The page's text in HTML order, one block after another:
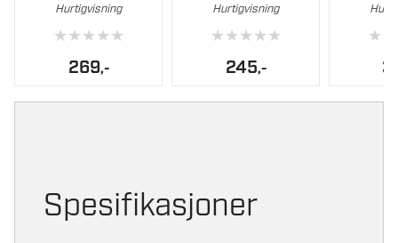
Hurtigvisning
★★★★★
269,-
Hurtigvisning
★★★★★
245,-
★
Spesifikasjoner